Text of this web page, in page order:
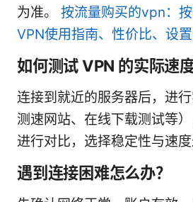
为准。 按流量购买的vpn：
VPN使用指南、性价比、设
如何测试 VPN 的实际速度
连接到就近的服务器后，进
测速网站、在线下载测试等
进行对比，选择稳定性与速度
遇到连接困难怎么办？